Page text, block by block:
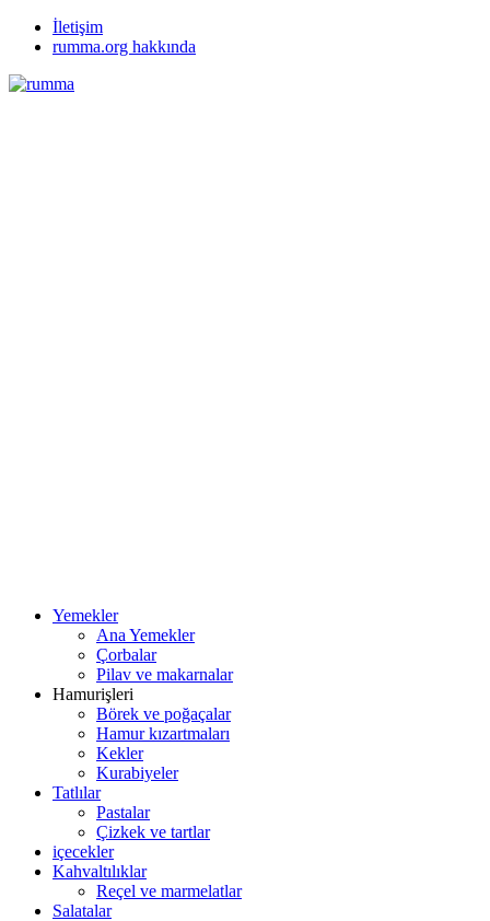
İletişim
rumma.org hakkında
Yemekler
Ana Yemekler
Çorbalar
Pilav ve makarnalar
Hamurişleri
Börek ve poğaçalar
Hamur kızartmaları
Kekler
Kurabiyeler
Tatlılar
Pastalar
Çizkek ve tartlar
içecekler
Kahvaltılıklar
Reçel ve marmelatlar
Salatalar